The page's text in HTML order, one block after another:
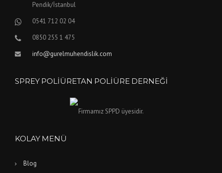
Pendik/İstanbul
0541 712 02 04
0850 255 1 475
info@gurelmuhendislik.com
SPREY POLIÜRETAN POLIÜRE DERNEĞI
Firmamız SPPD üyesidir.
KOLAY MENÜ
Blog